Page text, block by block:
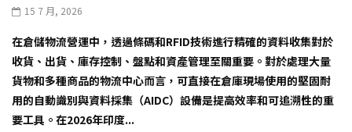
15 7 月, 2026
在倉儲物流營運中，透過條碼和RFID技術進行精確的資料收集對於
收貨、出貨、庫存控制、盤點和資產管理至關重要。對於處理大量
貨物和多種商品的物流中心而言，可直接在倉庫現場使用的堅固耐
用的自動識別與資料採集（AIDC）設備是提高效率和可追溯性的重
要工具。在2026年印度...